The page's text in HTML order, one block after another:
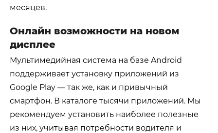
месяцев.
Онлайн возможности на новом
дисплее
Мультимедийная система на базе Android
поддерживает установку приложений из
Google Play — так же, как и привычный
смартфон. В каталоге тысячи приложений. Мы
рекомендуем установить наиболее полезные
из них, учитывая потребности водителя и